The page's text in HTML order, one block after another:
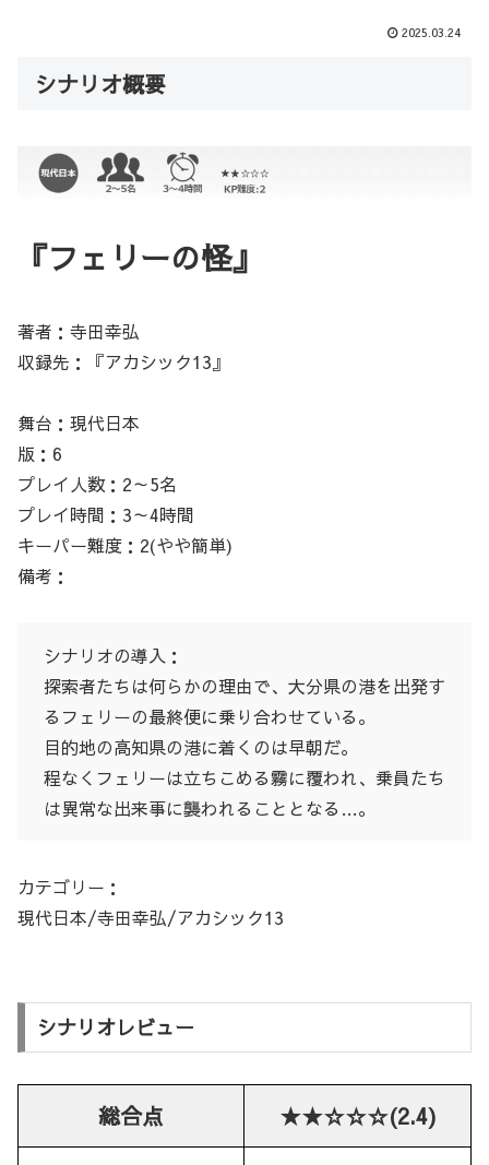
2025.03.24
シナリオ概要
『フェリーの怪』
著者：寺田幸弘
収録先：『アカシック13』
舞台：現代日本
版：6
プレイ人数：2～5名
プレイ時間：3～4時間
キーパー難度：2(やや簡単)
備考：
シナリオの導入：
探索者たちは何らかの理由で、大分県の港を出発す
るフェリーの最終便に乗り合わせている。
目的地の高知県の港に着くのは早朝だ。
程なくフェリーは立ちこめる霧に覆われ、乗員たち
は異常な出来事に襲われることとなる…。
カテゴリー：
現代日本/寺田幸弘/アカシック13
シナリオレビュー
総合点 ★★☆☆☆(2.4)